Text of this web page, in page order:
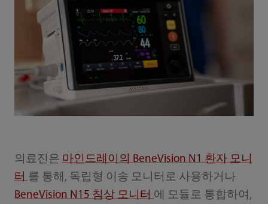
의료진은 마인드레이의 BeneVision N1 환자 모니
터 를 통해, 독립형 이송 모니터로 사용하거나
BeneVision N15 침상 모니터 에 모듈로 통합하여,